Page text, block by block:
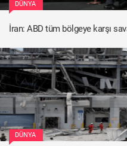
DÜNYA
İran: ABD tüm bölgeye karşı
DÜNYA